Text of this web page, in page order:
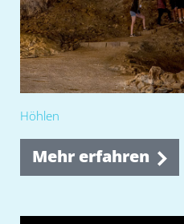
Höhlen
Mehr erfahren